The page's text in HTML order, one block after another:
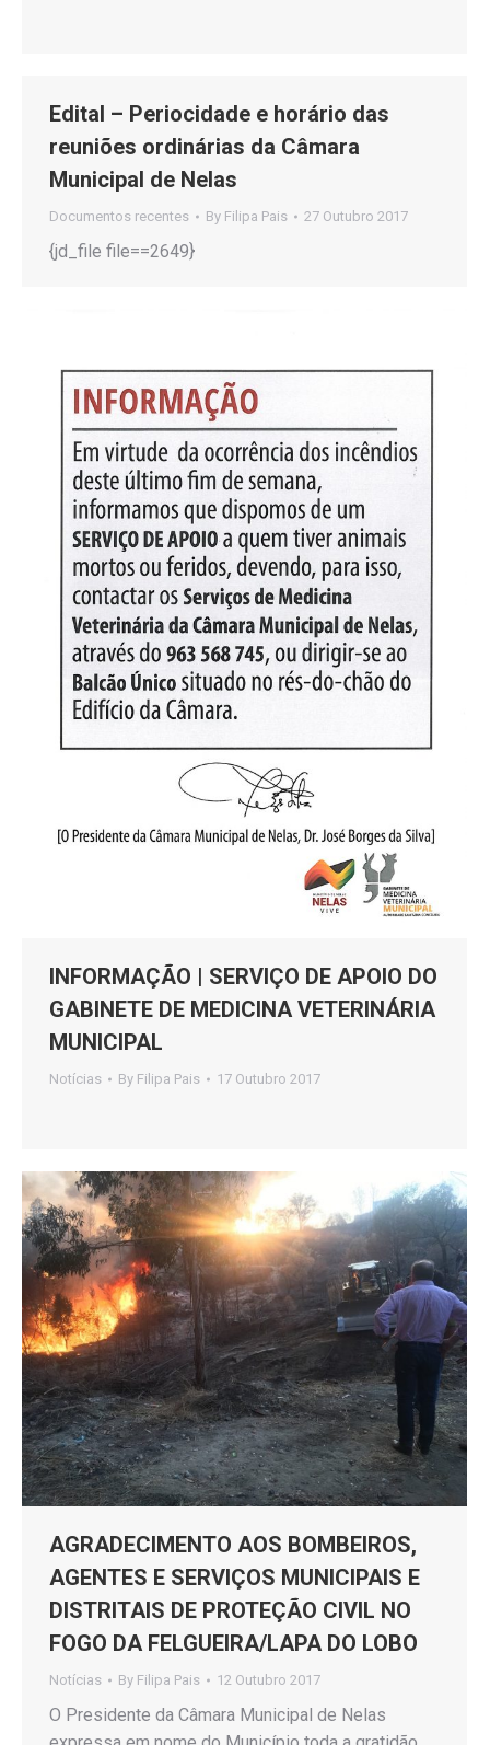
Edital – Periocidade e horário das
reuniões ordinárias da Câmara
Municipal de Nelas
Documentos recentes By Filipa Pais 27 Outubro 2017
{jd_file file==2649}
INFORMAÇÃO | SERVIÇO DE APOIO DO
GABINETE DE MEDICINA VETERINÁRIA
MUNICIPAL
Notícias By Filipa Pais 17 Outubro 2017
AGRADECIMENTO AOS BOMBEIROS,
AGENTES E SERVIÇOS MUNICIPAIS E
DISTRITAIS DE PROTEÇÃO CIVIL NO
FOGO DA FELGUEIRA/LAPA DO LOBO
Notícias By Filipa Pais 12 Outubro 2017
O Presidente da Câmara Municipal de Nelas